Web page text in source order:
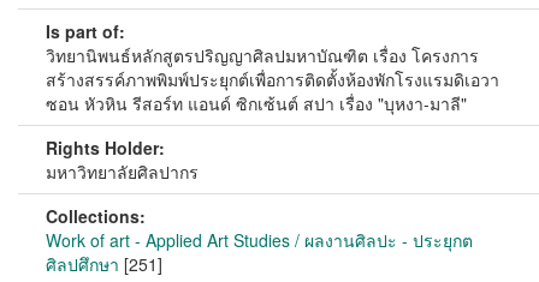
Is part of:
วิทยานิพนธ์หลักสูตรปริญญาศิลปมหาบัณฑิต เรื่อง โครงการ
สร้างสรรค์ภาพพิมพ์ประยุกต์เพื่อการติดตั้งห้องพักโรงแรมดิเอวา
ซอน หัวหิน รีสอร์ท แอนด์ ซิกเซ้นต์ สปา เรื่อง "บุหงา-มาลี"
Rights Holder:
มหาวิทยาลัยศิลปากร
Collections:
Work of art - Applied Art Studies / ผลงานศิลปะ - ประยุกต
ศิลปศึกษา [251]